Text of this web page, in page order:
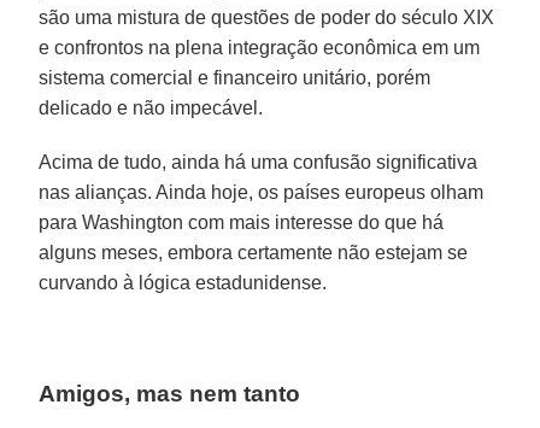
são uma mistura de questões de poder do século XIX
e confrontos na plena integração econômica em um
sistema comercial e financeiro unitário, porém
delicado e não impecável.
Acima de tudo, ainda há uma confusão significativa
nas alianças. Ainda hoje, os países europeus olham
para Washington com mais interesse do que há
alguns meses, embora certamente não estejam se
curvando à lógica estadunidense.
Amigos, mas nem tanto